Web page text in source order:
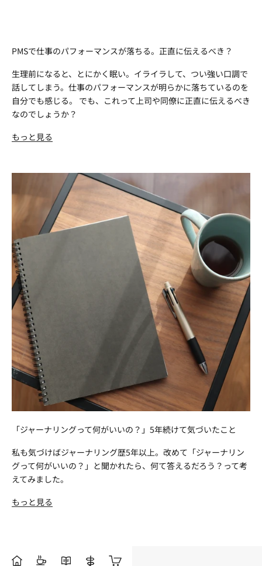
PMSで仕事のパフォーマンスが落ちる。正直に伝えるべき？
生理前になると、とにかく眠い。イライラして、つい強い口調で
話してしまう。仕事のパフォーマンスが明らかに落ちているのを
自分でも感じる。 でも、これって上司や同僚に正直に伝えるべき
なのでしょうか？
もっと見る
「ジャーナリングって何がいいの？」5年続けて気づいたこと
私も気づけばジャーナリング歴5年以上。改めて「ジャーナリン
グって何がいいの？」と聞かれたら、何て答えるだろう？って考
えてみました。
もっと見る